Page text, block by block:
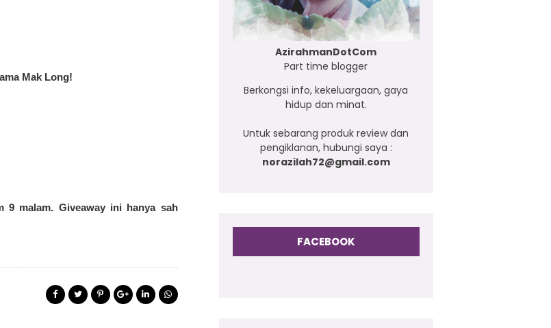
Mak Long!
9 malam. Giveaway ini hanya sah
AzirahmanDotCom
Part time blogger
Berkongsi info, kekeluargaan, gaya
hidup dan minat.
Untuk sebarang produk review dan
pengiklanan, hubungi saya :
norazilah72@gmail.com
FACEBOOK